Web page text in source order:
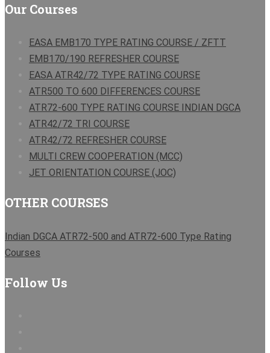
Our Courses
EASA EMB170 TYPE RATING COURSE / ZFTT
EMB170/190 REFRESHER COURSE
EASA ATR42/72 TYPE RATING COURSE
ATR500 TO 600 DIFFERENCES COURSE
ATR72-600 TYPE RATING COURSE INDIAN DGCA
ATR42/72 TRI COURSE
ATR42/72 REFRESHER COURSE
MULTI CREW COOPERATION (MCC)
JET ORIENTATION COURSE (JOC)
OTHER COURSES
Indian DGCA ATR72-500 and ATR72-600 Type Rating
Courses
Follow Us